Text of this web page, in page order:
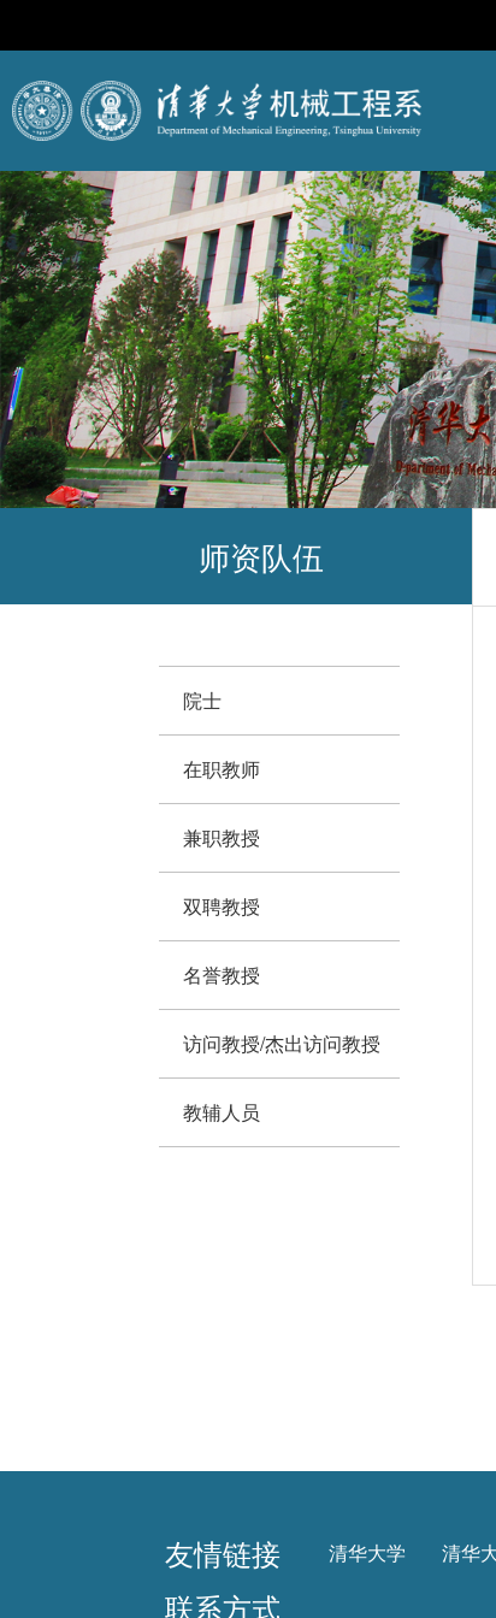
师资队伍
院士
在职教师
兼职教授
双聘教授
名誉教授
访问教授/杰出访问教授
教辅人员
友情链接 清华大学 清华
联系方式